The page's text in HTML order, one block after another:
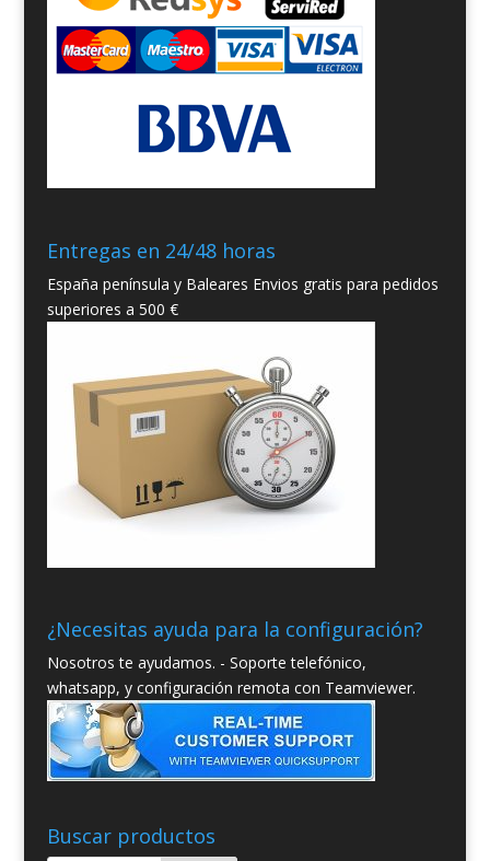
Entregas en 24/48 horas
España península y Baleares Envios gratis para pedidos
superiores a 500 €
¿Necesitas ayuda para la configuración?
Nosotros te ayudamos. - Soporte telefónico,
whatsapp, y configuración remota con Teamviewer.
Buscar productos